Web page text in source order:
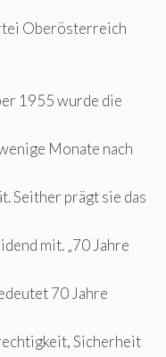
Oberösterreich
1955 wurde die
Monate nach
Seither prägt sie das
mit. „70 Jahre
70 Jahre
Sicherheit